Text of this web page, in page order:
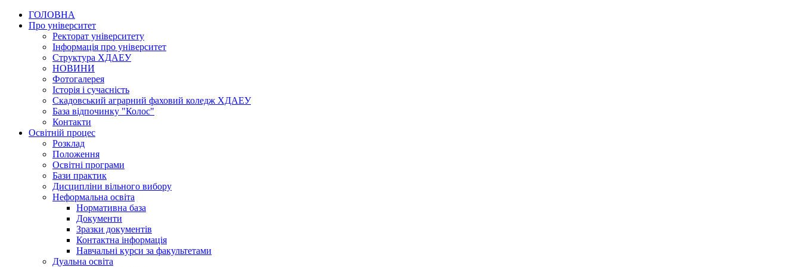
ГОЛОВНА
Про університет
Ректорат університету
Інформація про університет
Структура ХДАЕУ
НОВИНИ
Фотогалерея
Історія і сучасність
Скадовський аграрний фаховий коледж ХДАЕУ
База відпочинку "Колос"
Контакти
Освітній процес
Розклад
Положення
Освітні програми
Бази практик
Дисципліни вільного вибору
Неформальна освіта
Нормативна база
Документи
Зразки документів
Контактна інформація
Навчальні курси за факультетами
Дуальна освіта